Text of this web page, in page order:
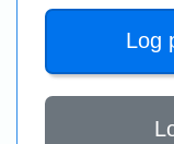
Log